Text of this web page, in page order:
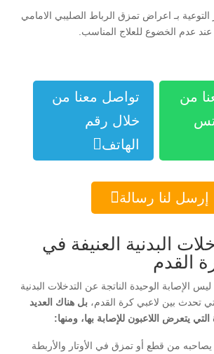
بـ اعراض تمزق الرباط الصليبي الامامي
عدم الخضوع للعلاج المناسب.
من
تواصل معنا من
خلال رقم
الهاتف
إرسل لنا رسالة
البدنية العنيفة في
القدم
الإصابة الوحيدة الناتجة عن التدخلات البدنية
تحدث بين لاعبي كرة القدم،بل هناك العديد
يتعرض اللاعبون للإصابة بها، ومنها:
يصاحبه من قطع أو تمزق في الأوتار والأربطة